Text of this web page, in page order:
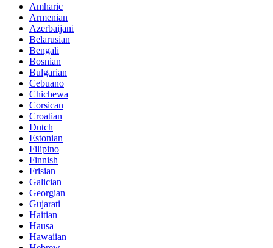
Amharic
Armenian
Azerbaijani
Belarusian
Bengali
Bosnian
Bulgarian
Cebuano
Chichewa
Corsican
Croatian
Dutch
Estonian
Filipino
Finnish
Frisian
Galician
Georgian
Gujarati
Haitian
Hausa
Hawaiian